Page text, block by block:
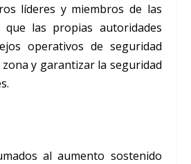
líderes y miembros de las
que las propias autoridades
operativos de seguridad
y garantizar la seguridad
al aumento sostenido